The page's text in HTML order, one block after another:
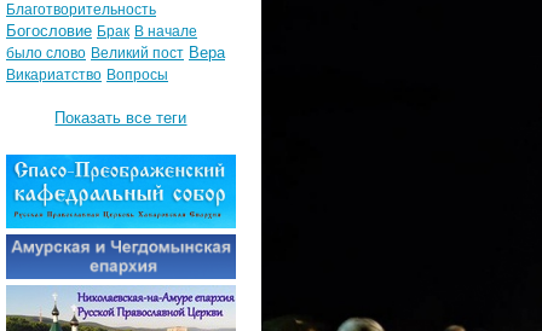
Благотворительность
Богословие Брак В начале
было слово Великий пост Вера
Викариатство Вопросы
Показать все теги